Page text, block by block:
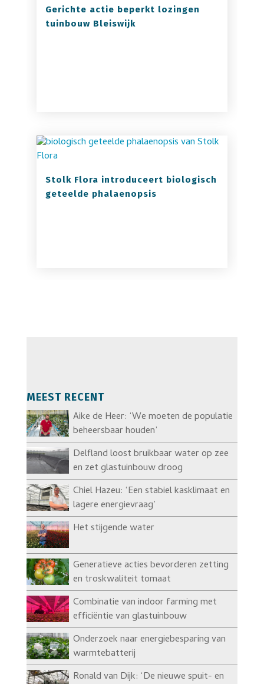
Gerichte actie beperkt lozingen
tuinbouw Bleiswijk
Stolk Flora introduceert biologisch
geteelde phalaenopsis
MEEST RECENT
Aike de Heer: ‘We moeten de populatie
beheersbaar houden’
Delfland loost bruikbaar water op zee
en zet glastuinbouw droog
Chiel Hazeu: ‘Een stabiel kasklimaat en
lagere energievraag’
Het stijgende water
Generatieve acties bevorderen zetting
en troskwaliteit tomaat
Combinatie van indoor farming met
efficiëntie van glastuinbouw
Onderzoek naar energiebesparing van
warmtebatterij
Ronald van Dijk: ‘De nieuwe spuit- en